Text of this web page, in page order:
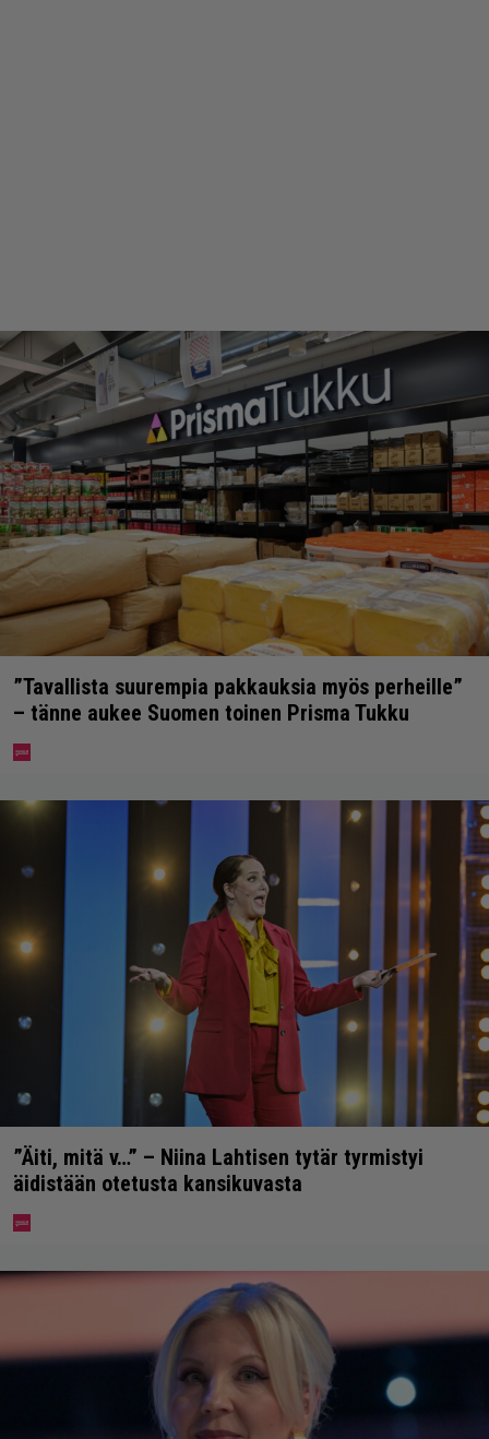
”Tavallista suurempia pakkauksia myös perheille”
– tänne aukee Suomen toinen Prisma Tukku
”Äiti, mitä v…” – Niina Lahtisen tytär tyrmistyi
äidistään otetusta kansikuvasta